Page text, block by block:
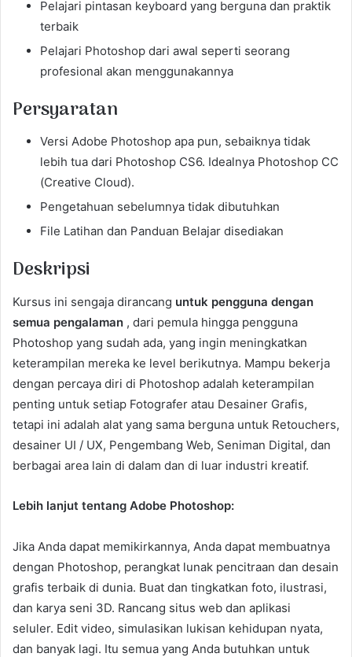
Pelajari pintasan keyboard yang berguna dan praktik
terbaik
Pelajari Photoshop dari awal seperti seorang
profesional akan menggunakannya
Persyaratan
Versi Adobe Photoshop apa pun, sebaiknya tidak
lebih tua dari Photoshop CS6. Idealnya Photoshop CC
(Creative Cloud).
Pengetahuan sebelumnya tidak dibutuhkan
File Latihan dan Panduan Belajar disediakan
Deskripsi
Kursus ini sengaja dirancang untuk pengguna dengan
semua pengalaman , dari pemula hingga pengguna
Photoshop yang sudah ada, yang ingin meningkatkan
keterampilan mereka ke level berikutnya. Mampu bekerja
dengan percaya diri di Photoshop adalah keterampilan
penting untuk setiap Fotografer atau Desainer Grafis,
tetapi ini adalah alat yang sama berguna untuk Retouchers,
desainer UI / UX, Pengembang Web, Seniman Digital, dan
berbagai area lain di dalam dan di luar industri kreatif.
Lebih lanjut tentang Adobe Photoshop:
Jika Anda dapat memikirkannya, Anda dapat membuatnya
dengan Photoshop, perangkat lunak pencitraan dan desain
grafis terbaik di dunia. Buat dan tingkatkan foto, ilustrasi,
dan karya seni 3D. Rancang situs web dan aplikasi
seluler. Edit video, simulasikan lukisan kehidupan nyata,
dan banyak lagi. Itu semua yang Anda butuhkan untuk